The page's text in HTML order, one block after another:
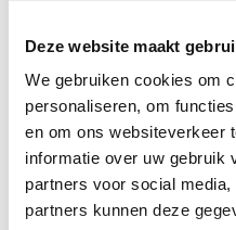
Deze website maakt
We gebruiken cookies om
personaliseren, om
en om ons websiteverkeer
informatie over uw gebruik
partners voor social
partners kunnen deze
nieuwbouw. De
vorm en materialisering,
dezelfde familie.
LOCATIE
Bergruimte
Garage
Schuur / Berging